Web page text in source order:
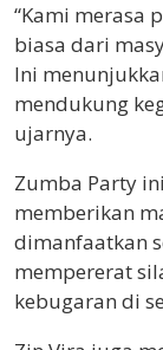
“Kami merasa
biasa dari
Ini
mendukung
ujarnya.
Zumba Party
memberikan
dimanfaatkan
mempererat
kebugaran di